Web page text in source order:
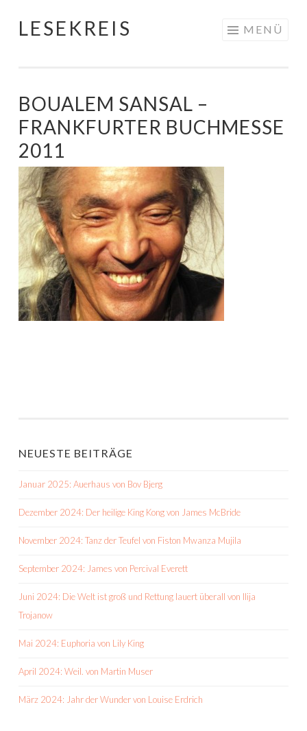
Springe
LESEKREIS MENÜ
BOUALEM SANSAL –
FRANKFURTER BUCHMESSE
2011
NEUESTE BEITRÄGE
Januar 2025: Auerhaus von Bov Bjerg
Dezember 2024: Der heilige King Kong von James McBride
November 2024: Tanz der Teufel von Fiston Mwanza Mujila
September 2024: James von Percival Everett
Juni 2024: Die Welt ist groß und Rettung lauert überall von Ilija
Trojanow
Mai 2024: Euphoria von Lily King
April 2024: Weil. von Martin Muser
März 2024: Jahr der Wunder von Louise Erdrich